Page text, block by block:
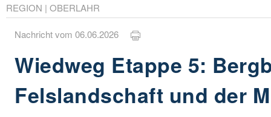
REGION | OBERLAHR
Nachricht vom 06.06.2026
Wiedweg Etappe 5:
Felslandschaft und der